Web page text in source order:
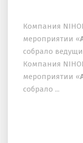
Компания
мероприятии «
собрало
Компания
мероприятии «
собрало ...